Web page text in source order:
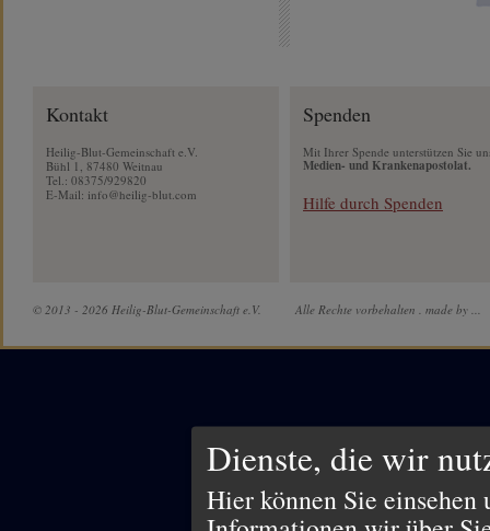
Kontakt
Heilig-Blut-Gemeinschaft e.V.
Bühl 1, 87480 Weitnau
Tel.: 08375/929820
E-Mail: info@heilig-blut.com
Spenden
Mit Ihrer Spende unterstützen Sie
Medien- und Krankenapostolat.
Hilfe durch Spenden
© 2013 - 2026 Heilig-Blut-Gemeinschaft e.V. Alle Rechte vorbehalten . made by ...
Dienste, die wir
Hier können Sie einsehen